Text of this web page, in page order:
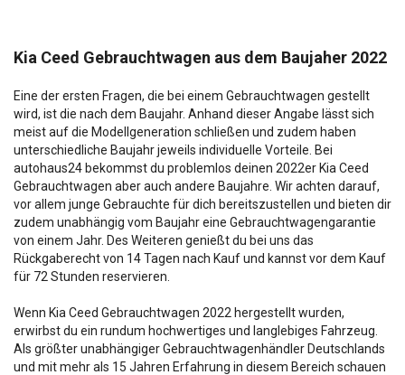
Kia Ceed Gebrauchtwagen aus dem Baujaher 2022
Eine der ersten Fragen, die bei einem Gebrauchtwagen gestellt
wird, ist die nach dem Baujahr. Anhand dieser Angabe lässt sich
meist auf die Modellgeneration schließen und zudem haben
unterschiedliche Baujahr jeweils individuelle Vorteile. Bei
autohaus24 bekommst du problemlos deinen 2022er Kia Ceed
Gebrauchtwagen aber auch andere Baujahre. Wir achten darauf,
vor allem junge Gebrauchte für dich bereitszustellen und bieten dir
zudem unabhängig vom Baujahr eine Gebrauchtwagengarantie
von einem Jahr. Des Weiteren genießt du bei uns das
Rückgaberecht von 14 Tagen nach Kauf und kannst vor dem Kauf
für 72 Stunden reservieren.
Wenn Kia Ceed Gebrauchtwagen 2022 hergestellt wurden,
erwirbst du ein rundum hochwertiges und langlebiges Fahrzeug.
Als größter unabhängiger Gebrauchtwagenhändler Deutschlands
und mit mehr als 15 Jahren Erfahrung in diesem Bereich schauen